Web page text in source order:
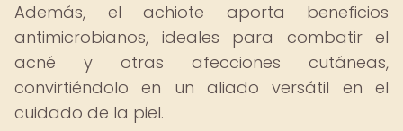
Además, el achiote aporta beneficios
antimicrobianos, ideales para combatir el
acné y otras afecciones cutáneas,
convirtiéndolo en un aliado versátil en el
cuidado de la piel.